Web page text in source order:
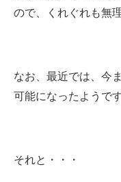
ので、くれぐれも無
なお、最近では、今
可能になったようです
それと・・・